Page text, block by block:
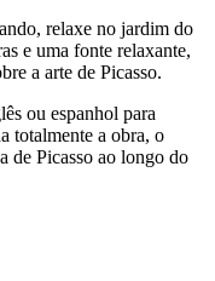
relaxe no jardim do
e uma fonte relaxante,
a arte de Picasso.
ou espanhol para
totalmente a obra, o
de Picasso ao longo do